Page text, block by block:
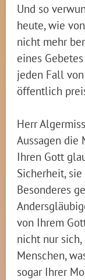
Und so
heute, wie
nicht mehr
eines
jeden Fall
öffentlich
Herr
Aussagen die
Ihren Gott
Sicherheit,
Besonderes
von Ihrem
nicht nur
Menschen,
sogar Ihrer